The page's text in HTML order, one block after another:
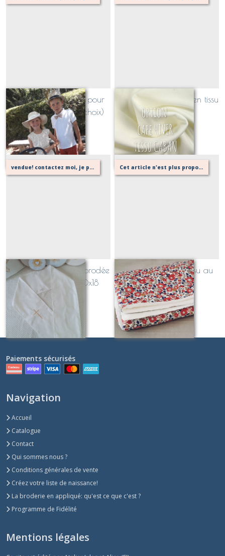
Foulard ou Bandeau pour
chapeaux (tissu au choix)
Sur demande
OPTION cape HIVER en tissu
Caban
Sur demande
vendue! contactez moi, je peux la refaire à l'identique!
Echarpe de Baptême brodée
"CROIX simple" 150x18
Sur demande
Cet article n'est plus proposé, retournez au menu principal ou contactez moi!
Couverture bébé, tissu au
choix
Sur demande
Paiements sécurisés
Navigation
Accueil
Catalogue
Contact
Qui sommes nous ?
Conditions générales de vente
Créez votre liste de naissance!
La broderie en appliqué: qu'est ce que c'est ?
Programme de Fidélité
Mentions légales